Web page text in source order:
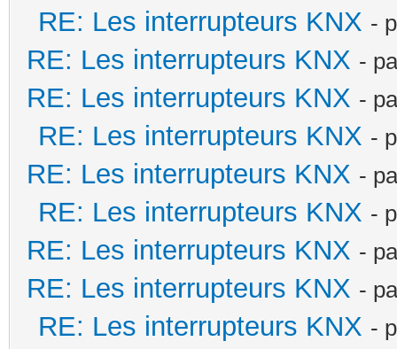
RE: Les interrupteurs KNX -
RE: Les interrupteurs KNX -
RE: Les interrupteurs KNX -
RE: Les interrupteurs KNX -
RE: Les interrupteurs KNX -
RE: Les interrupteurs KNX -
RE: Les interrupteurs KNX -
RE: Les interrupteurs KNX -
RE: Les interrupteurs KNX -